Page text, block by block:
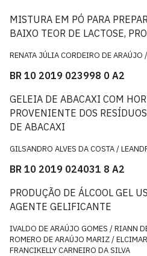
MISTURA EM PÓ PARA
BAIXO TEOR DE LACTOSE,
RENATA JÚLIA CORDEIRO DE
BR 10 2019 023998 0 A2
GELEIA DE ABACAXI COM
PROVENIENTE DOS
DE ABACAXI
GILSANDRO ALVES DA COSTA /
BR 10 2019 024031 8 A2
PRODUÇÃO DE ÁLCOOL GEL
AGENTE GELIFICANTE
IVALDO DE ARAÚJO GOMES / RIANN
ROMERO DE ARAÚJO MARIZ /
FRANCIKELLY CARNEIRO DA SILVA